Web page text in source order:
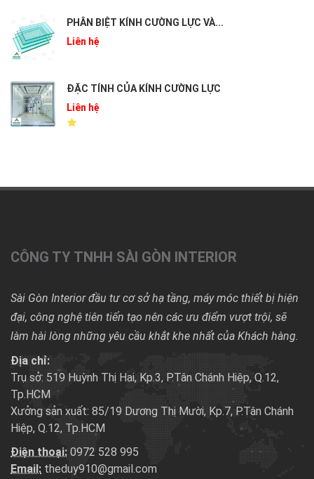
PHÂN BIỆT KÍNH CƯỜNG LỰC VÀ...
Liên hệ
ĐẶC TÍNH CỦA KÍNH CƯỜNG LỰC
Liên hệ
CÔNG TY TNHH SÀI GÒN INTERIOR
Sài Gòn Interior đầu tư cơ sở hạ tầng, máy móc thiết bị hiện
đại, công nghệ tiên tiến tạo nên các ưu điểm vượt trội, sẽ
làm hài lòng những yêu cầu khắt khe nhất của Khách hàng.
Địa chỉ:
Trụ sở: 519 Huỳnh Thị Hai, Kp.3, P.Tân Chánh Hiệp, Q.12,
Tp.HCM
Xưởng sản xuất: 85/19 Dương Thị Mười, Kp.7, P.Tân Chánh
Hiệp, Q.12, Tp.HCM
Điện thoại: 0972 528 995
Email: theduy910@gmail.com